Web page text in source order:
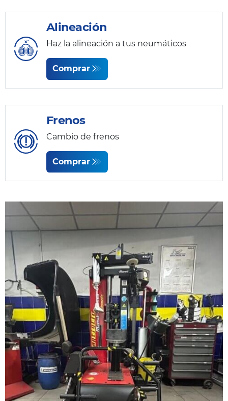
Alineación
Haz la alineación a tus neumáticos
Comprar
Frenos
Cambio de frenos
Comprar